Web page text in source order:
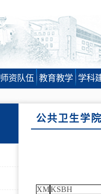
师资队伍 教育教学 学科
公共卫生学
XMKSBH